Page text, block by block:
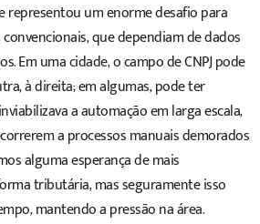
representou um enorme desafio para
que dependiam de dados
Em uma cidade, o campo de CNPJ pode
à direita; em algumas, pode ter
a automação em larga escala,
a processos manuais demorados
alguma esperança de mais
tributária, mas seguramente isso
mantendo a pressão na área.